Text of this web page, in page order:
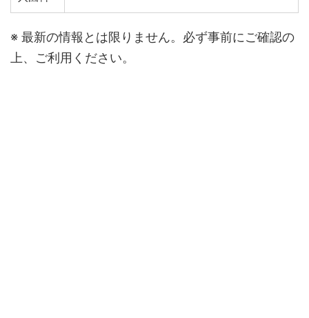
※ 最新の情報とは限りません。必ず事前にご確認の
上、ご利用ください。